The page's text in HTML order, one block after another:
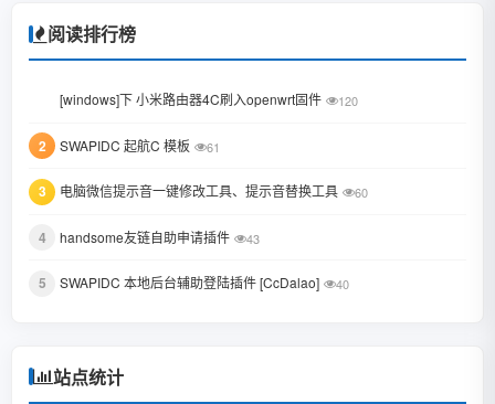
January 2023
June 2022
February 2022
January 2022
October 2021
August 2021
July 2021
December 2020
阅读排行榜
[windows]下 小米路由器4C刷入openwrt固件 120
2 SWAPIDC 起航C 模板 61
3 电脑微信提示音一键修改工具、提示音替换工具 60
4 handsome友链自助申请插件 43
5 SWAPIDC 本地后台辅助登陆插件 [CcDalao] 40
站点统计